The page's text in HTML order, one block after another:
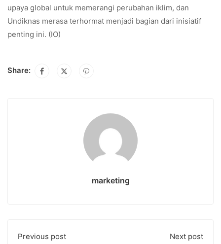
upaya global untuk memerangi perubahan iklim, dan
Undiknas merasa terhormat menjadi bagian dari inisiatif
penting ini. (IO)
Share:
marketing
Previous post Next post